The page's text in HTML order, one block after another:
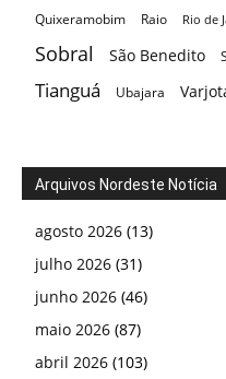
maio 2026(87)
abril 2026 (103)
março 2026(103)
dezembro 2025(100)
novembro 2025(130)
outubro 2025(113)
setembro 2025(123)
agosto 2025(81)
julho 2025 (90)